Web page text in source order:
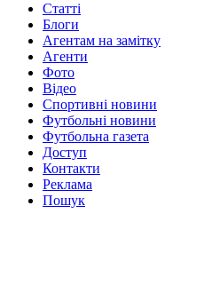
Статті
Блоги
Агентам на замітку
Агенти
Фото
Відео
Спортивні новини
Футбольні новини
Футбольна газета
Доступ
Контакти
Реклама
Пошук